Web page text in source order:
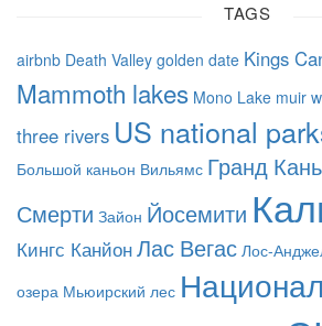
TAGS
airbnb Death Valley golden date Kings
Mammoth lakes Mono Lake muir
three rivers US national
Большой каньон Вильямс Гранд
Смерти Зайон Йосемити
Кингс КанйонЛас Вегас Лос-
озера Мьюирский лес